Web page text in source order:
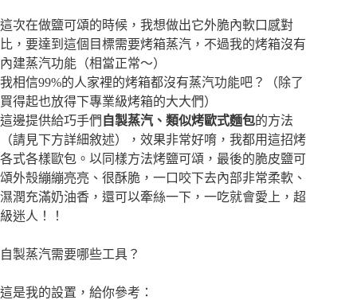
這次在做鹽可頌的時候，我想做出它外脆內軟口感對
比，要達到這個目標需要烤箱蒸汽，不過我的烤箱沒有
內建蒸汽功能（相當正常～）
我相信99%的人家裡的烤箱都沒有蒸汽功能吧？（除了
買得起也放得下專業級烤箱的大大們）
這邊提供給巧手們 自製蒸汽、類似烤歐式麵包的方法
（請見下方詳細敘述），效果非常好唷，我都用這招烤
各式各樣歐包。以 同樣方法烤鹽可頌，最後的脆皮鹽可
頌外殼繃繃亮亮、很酥脆，一口咬下去內部非常柔軟、
濕潤充滿奶油香，還可以牽絲一下，一吃就會愛上，超
級迷人！！
自製蒸汽需要哪些工具？
這是我的設置，給你參考：